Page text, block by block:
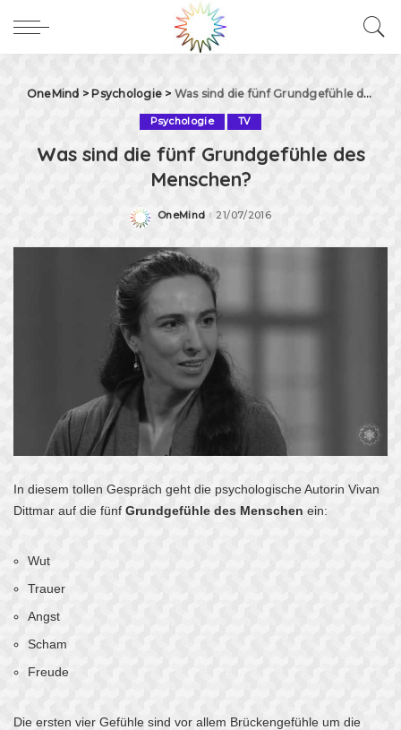
OneMind > Psychologie > Was sind die fünf Grundgefühle des Menschen?
Psychologie TV
Was sind die fünf Grundgefühle des
Menschen?
Posted
OneMind 21/07/2016
In diesem tollen Gespräch geht die psychologische Autorin Vivan
Dittmar auf die fünf Grundgefühle des Menschen ein:
Wut
Trauer
Angst
Scham
Freude
Die ersten vier Gefühle sind vor allem Brückengefühle um die